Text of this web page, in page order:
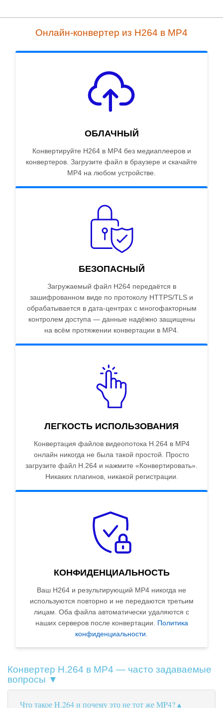
Онлайн-конвертер из H264 в MP4
ОБЛАЧНЫЙ
Конвертируйте H264 в MP4 без медиаплееров и
конвертеров. Загрузите файл в браузере и скачайте
MP4 на любом устройстве.
БЕЗОПАСНЫЙ
Загружаемый файл H264 передаётся в
зашифрованном виде по протоколу HTTPS/TLS и
обрабатывается в дата-центрах с многофакторным
контролем доступа — данные надёжно защищены
на всём протяжении конвертации в MP4.
ЛЕГКОСТЬ ИСПОЛЬЗОВАНИЯ
Конвертация файлов видеопотока H.264 в MP4
онлайн никогда не была такой простой. Просто
загрузите файл H.264 и нажмите «Конвертировать».
Никаких плагинов, никакой регистрации.
КОНФИДЕНЦИАЛЬНОСТЬ
Ваш H264 и результирующий MP4 никогда не
используются повторно и не передаются третьим
лицам. Оба файла автоматически удаляются с
наших серверов после конвертации. Политика
конфиденциальности.
Конвертер H.264 в MP4 — часто задаваемые
вопросы ▼
Что такое H.264 и почему это не тот же MP4?